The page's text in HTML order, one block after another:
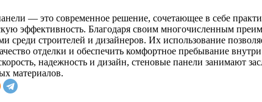
— это современное решение, сочетающее в себе
эффективность. Благодаря своим многочисленным
среди строителей и дизайнеров. Их использование
отделки и обеспечить комфортное пребывание
надежность и дизайн, стеновые панели занимают
материалов.